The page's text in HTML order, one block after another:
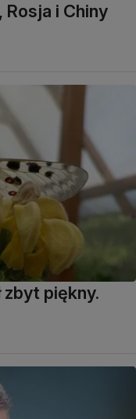
Rosja i Chiny
zbyt piękny.